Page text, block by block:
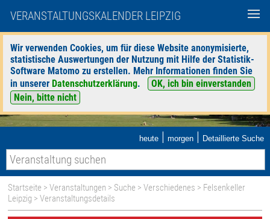
VERANSTALTUNGSKALENDER LEIPZIG
Wir verwenden Cookies, um für diese Website anonymisierte,
statistische Auswertungen der Nutzung mit Hilfe der Statistik-
Software Matomo zu erstellen. Mehr Informationen finden Sie
in unserer Datenschutzerklärung.
OK, ich bin einverstanden
Nein, bitte nicht
heute | morgen | Detaillierte Suche
Startseite >Veranstaltungen > Suche >Verschiedenes > Felsenkeller
Leipzig > Veranstaltungsdetails